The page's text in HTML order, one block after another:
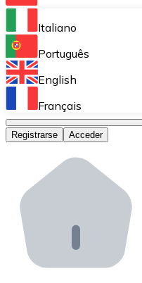
Bitnovo Ramp
Integra nuestra
Bitnovo Giftcards
Bitnovo OTC
Bitnovo ATM
Integra un ATM
Bitnovo API
Integra nuestra API
Italiano
Português
English
Français
Registrarse Acceder